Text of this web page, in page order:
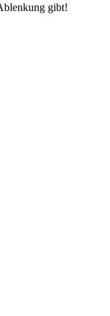
gibt!